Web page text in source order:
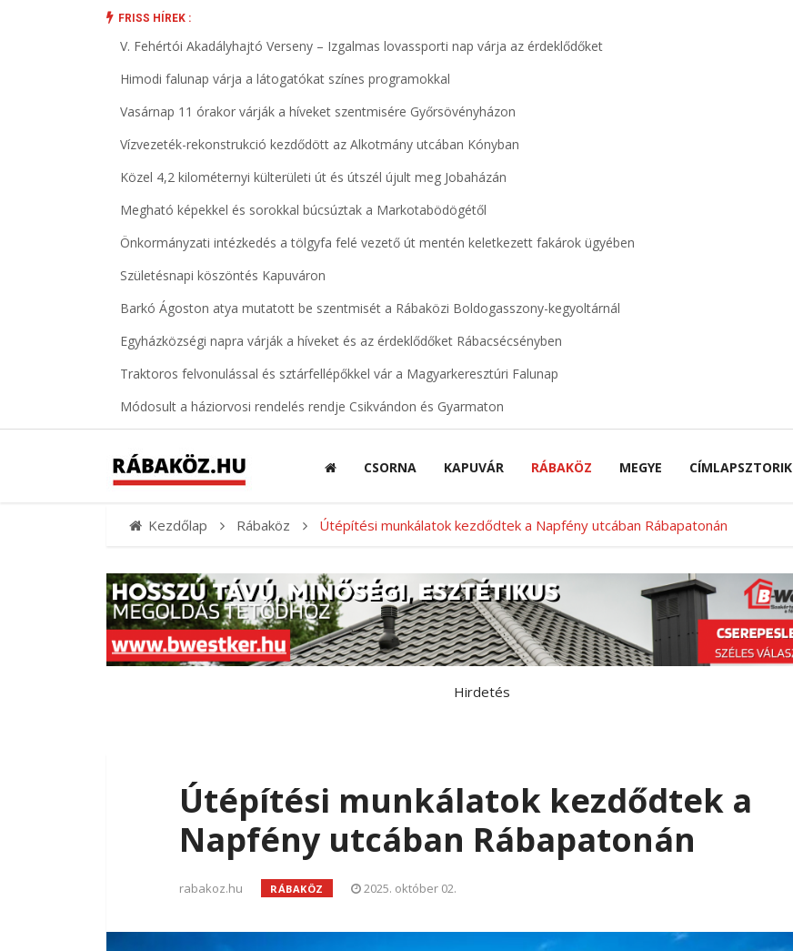
FRISS HÍREK :
V. Fehértói Akadályhajtó Verseny – Izgalmas lovassporti nap várja az érdeklődőket
Himodi falunap várja a látogatókat színes programokkal
Vasárnap 11 órakor várják a híveket szentmisére Győrsövényházon
Vízvezeték-rekonstrukció kezdődött az Alkotmány utcában Kónyban
Közel 4,2 kilométernyi külterületi út és útszél újult meg Jobaházán
Megható képekkel és sorokkal búcsúztak a Markotabödögétől
Önkormányzati intézkedés a tölgyfa felé vezető út mentén keletkezett fakárok ügyében
Születésnapi köszöntés Kapuváron
Barkó Ágoston atya mutatott be szentmisét a Rábaközi Boldogasszony-kegyoltárnál
Egyházközségi napra várják a híveket és az érdeklődőket Rábacsécsényben
Traktoros felvonulással és sztárfellépőkkel vár a Magyarkeresztúri Falunap
Módosult a háziorvosi rendelés rendje Csikvándon és Gyarmaton
CSORNA KAPUVÁR RÁBAKÖZ MEGYE CÍMLAPSZTORIK
Kezdőlap Rábaköz Útépítési munkálatok kezdődtek a Napfény utcában Rábapatonán
Hirdetés
Útépítési munkálatok kezdődtek a
Napfény utcában Rábapatonán
rabakoz.hu RÁBAKÖZ 2025. október 02.